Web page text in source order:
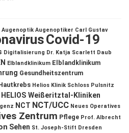
Augenoptik Augenoptiker Carl Gustav
Covid-19
Digitalisierung Dr. Katja Scarlett Daub
Elblandklinikum Elblandklinikum
Gesundheitszentrum
Helios Klinik Schloss Pulsnitz
HELIOS Weißeritztal-Kliniken
NCT NCT/UCC Neues Operatives
Zentrum Pflege Prof. Albrecht
Sehen St. Joseph-Stift Dresden